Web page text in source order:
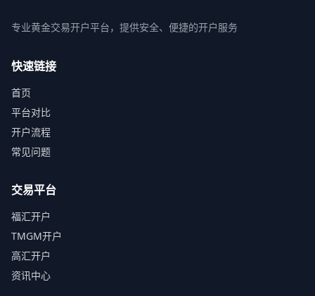
专业黄金交易开户平台，提供安全、便捷的开户服务
快速链接
首页
平台对比
开户流程
常见问题
交易平台
福汇开户
TMGM开户
高汇开户
资讯中心